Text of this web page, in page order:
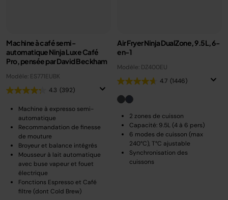
Machine à café semi-
automatique Ninja Luxe Café
Pro, pensée par David Beckham
Modèle: ES771EUBK
4.3 (392)
Machine à expresso semi-
automatique
Recommandation de finesse
de mouture
Broyeur et balance intégrés
Mousseur à lait automatique
avec buse vapeur et fouet
électrique
Fonctions Espresso et Café
filtre (dont Cold Brew)
Air Fryer Ninja DualZone, 9.5L, 6-
en-1
Modèle: DZ400EU
4.7 (1446)
2 zones de cuisson
Capacité: 9.5L (4 à 6 pers)
6 modes de cuisson (max
240°C), T°C ajustable
Synchronisation des
cuissons